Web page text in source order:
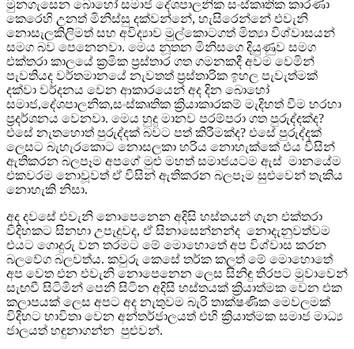
මුනගැසෙන බොහෝ සමාජ දේශපාලනික සංස්කෘතික කාරණා
කෙරෙහි උනත් මිනිස්සු දක්වන්නේ, හැසිරෙන්නේ එවැනි
නොසැලකිලිමත් සහ අවිද්‍යාව මුල්කොටගත් මිත්‍යා විශ්වාසයන්
සමග බව පෙනෙනවා. මෙය නූතන මිනිසගෙ දියුණුව සමග
එක්තරා කාලයේ ක්‍රමික ප්‍රස්තාර ගත ගමනකදී අවම වෙමින්
පැවතියද වර්තමානයේ නැවතත් ප්‍රස්තාරික ඉහල පැවැත්මක්
දක්වා වර්දනය වෙන ආකාරයෙන් අද දින බොහෝ
සමාජ,දේශපාලනික,සංස්කෘතික ක්‍රියාකාරකම් මැදිහත් වීම හරහා
ප්‍රදර්ශනය වෙනවා. මෙය හුදු මානව පරම්පරා ගත පුරුද්දක්ද?
එසේ නැතහොත් පුරුද්දක් බවට පත් කිරීමක්ද? එසේ පුරුද්දක්
ලෙසට බැහැරකොට නොසලකා හරිය නොහැක්කේ එය විසින්
ඇතිකරන බලපෑම අපගේ මුළු මහත් සමාජයටම ඇස් මානයේම
එකවරම නොවූවත් ඒ විසින් ඇතිකරන බලපෑම සුළුවෙන් තැකිය
නොහැකි නිසා.
අද දවසේ එවැනි නොපෙනෙන අදිසි හස්තයන් ගැන එක්තරා
විදිහකට සිනහා උපැදුවද, ඒ සිනාසෙන්නන්ද නොදැනුවත්වම
එයට ගොදුරු වන තරමට මේ මොහොතේ අප විශ්වාස කරන
බලවේග බලවත්ය. කවුරු කෙසේ තර්ක කලත් මේ මොහොතේ
අප වෙත එන එවැනි නොපෙනෙන ලෙස සිනිඳු තිරපට මුවාවෙන්
සැඟවී සිටිමින් පෙනී සිටින අදිසි හස්තයක් ක්‍රියාත්මක වෙන එක
කලාපයක් ලෙස අපට අද නැතුවම බැරි තාක්ෂණික මෙවලමක්
විදිහට භාවිතා වෙන අන්තර්ජාලයත් එහි ක්‍රියාත්මක සමාජ මාධ්‍ය
ජාලයත් හඳුනාගන්න පුළුවන්.